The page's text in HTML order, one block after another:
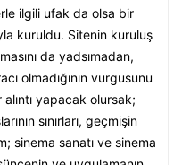
ilgili ufak da olsa bir
kuruldu. Sitenin kuruluş
da yadsımadan,
olmadığının vurgusunu
yapacak olursak;
sınırları, geçmişin
sinema sanatı ve sinema